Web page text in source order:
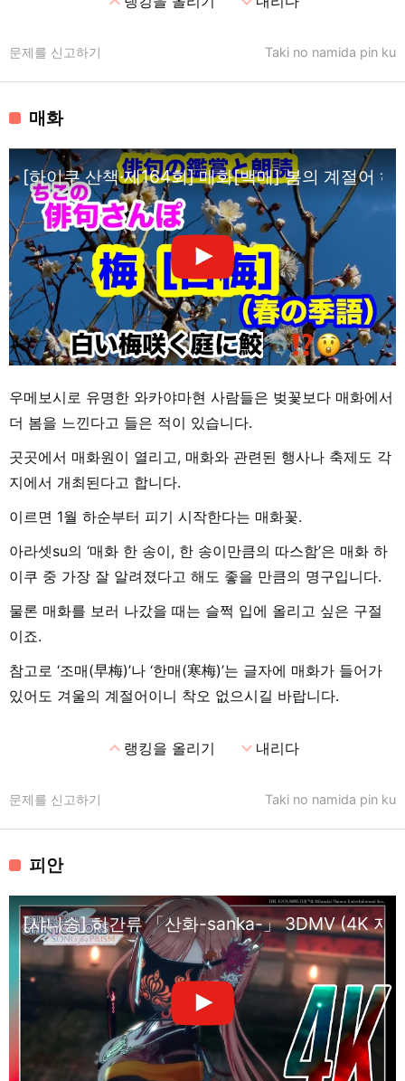
Taki no namida pin ku
문제를 신고하기
매화
[하이쿠 산책·제164회] 매화[백매] 봄의 계절어
우메보시로 유명한 와카야마현 사람들은 벚꽃보다 매화에서
더 봄을 느낀다고 들은 적이 있습니다.
곳곳에서 매화원이 열리고, 매화와 관련된 행사나 축제도 각
지에서 개최된다고 합니다.
이르면 1월 하순부터 피기 시작한다는 매화꽃.
아라셋su의 ‘매화 한 송이, 한 송이만큼의 따스함’은 매화 하
이쿠 중 가장 잘 알려졌다고 해도 좋을 만큼의 명구입니다.
물론 매화를 보러 나갔을 때는 슬쩍 입에 올리고 싶은 구절
이죠.
참고로 ‘조매(早梅)’나 ‘한매(寒梅)’는 글자에 매화가 들어가
있어도 겨울의 계절어이니 착오 없으시길 바랍니다.
expand_less랭킹을 올리기 expand_more내리다
Taki no namida pin ku
문제를 신고하기
피안
[샤니송] 히간류 「산화-sanka-」 3DMV (4K 지